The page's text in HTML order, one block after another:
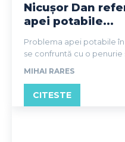
Nicușor Dan
apei potabile...
Problema apei potabile
se confruntă cu o penurie
MIHAI RARES
CITESTE